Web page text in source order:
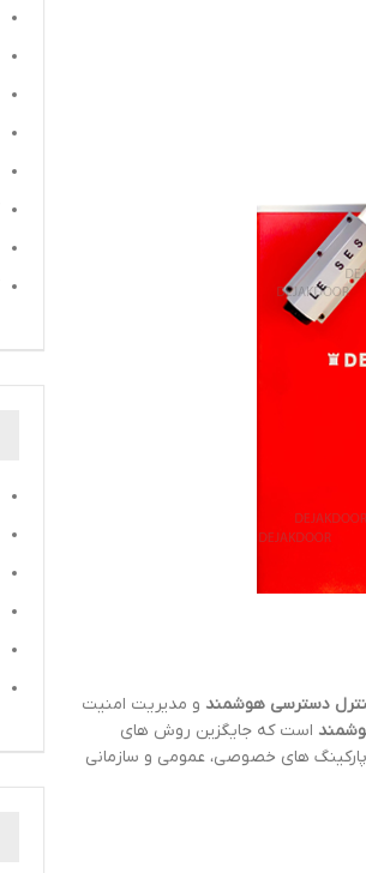
دسترسی هوشمند و مدیریت امنیت
است که جایگزین روش های
های خصوصی، عمومی و سازمانی